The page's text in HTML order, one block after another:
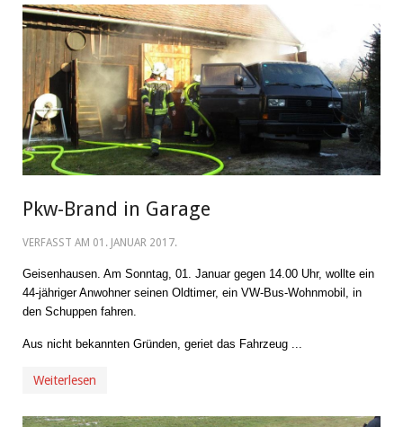
Pkw-Brand in Garage
VERFASST AM 01. JANUAR 2017.
Geisenhausen. Am Sonntag, 01. Januar gegen 14.00 Uhr, wollte ein
44-jähriger Anwohner seinen Oldtimer, ein VW-Bus-Wohnmobil, in
den Schuppen fahren.
Aus nicht bekannten Gründen, geriet das Fahrzeug ...
Weiterlesen